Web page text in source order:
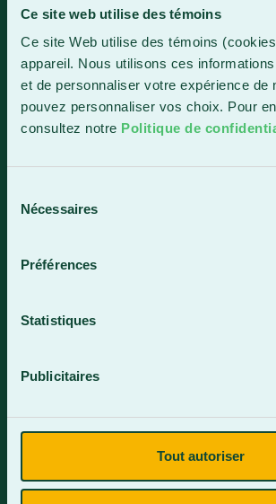
Ce site web utilise des témoins
Ce site Web utilise des témoins
appareil. Nous utilisons ces
et de personnaliser votre expérience de
pouvez personnaliser vos choix. Pour
consultez notre Politique de
Nécessaires
Préférences
Statistiques
Publicitaires
Tout autoriser
Sainte-Marie
Sainte-Marie (Québec) G6E 0R1
Horaire de la réception
Lundi-vendredi : 7 h 30 à 15 h 30
4409, rue Dollard
Lundi-vendredi : 8 h à 16 h